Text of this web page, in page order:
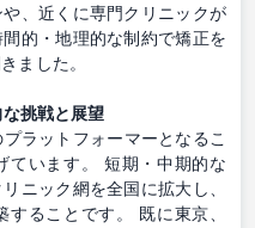
、近くに専門クリニックが
的・地理的な制約で矯正を
ました。
挑戦と展望
ラットフォーマーとなるこ
ています。 短期・中期的な
ニック網を全国に拡大し、
ることです。 既に東京、